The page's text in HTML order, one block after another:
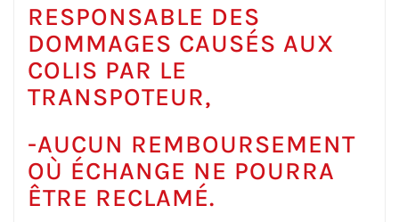
RESPONSABLE DES
DOMMAGES CAUSÉS AUX
COLIS PAR LE
TRANSPOTEUR,
-AUCUN REMBOURSEMENT
OÙ ÉCHANGE NE POURRA
ÊTRE RECLAMÉ.